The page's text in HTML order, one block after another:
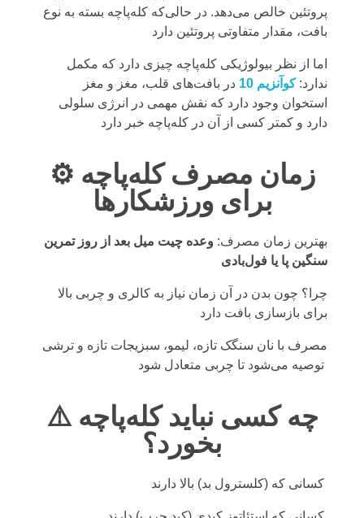
پروتئین خالص می‌دهد. در حالی‌که کله‌پاچه بسته به نوع
بافت، مقدار متفاوتی پروتئین دارد
اما از نظر بیولوژیکی کله‌پاچه چیزی دارد که مکمل
ندارد:کوآنزیم 10
در بافت‌های قلب، مغز و مغز
استخوان وجود دارد که نقش مهمی در انرژی سلولی
دارد و کمتر کسی از آن در کله‌پاچه خبر دارد
⚙️ زمان مصرف کله‌پاچه
برای ورزشکارها
بهترین زمان مصرف: وعده چیت میل بعد از روز تمرین
سنگین پا یا فول‌بادی
چرا؟ چون بدن در آن زمان نیاز به کالری و چربی بالا
برای بازسازی بافت دارد
مصرف با نان سنگک تازه، لیمو، سبزیجات تازه و ترشی
⚠️ چه کسی نباید کله‌پاچه
بخورد؟